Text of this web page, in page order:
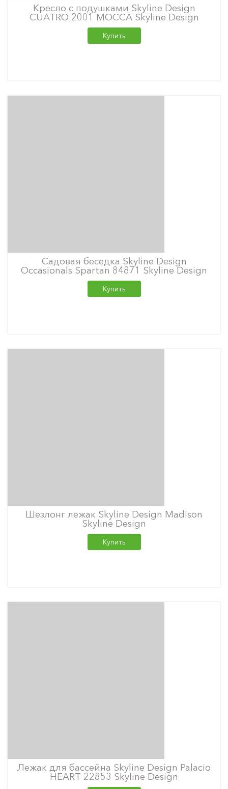
Кресло с подушками Skyline Design
CUATRO 2001 MOCCA Skyline Design
Купить
Садовая беседка Skyline Design
Occasionals Spartan 84871 Skyline Design
Купить
Шезлонг лежак Skyline Design Madison
Skyline Design
Купить
Лежак для бассейна Skyline Design Palacio
HEART 22853 Skyline Design